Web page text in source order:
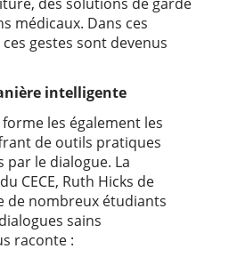
médicaux. Dans ces
gestes sont devenus
intelligente
forme les également les
de outils pratiques
le dialogue. La
CECE, Ruth Hicks de
de nombreux étudiants
sains
raconte :